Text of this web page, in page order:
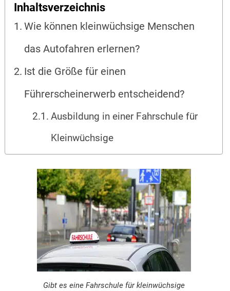
Inhaltsverzeichnis
Wie können kleinwüchsige Menschen
das Autofahren erlernen?
Ist die Größe für einen
Führerscheinerwerb entscheidend?
Ausbildung in einer Fahrschule für
Kleinwüchsige
Gibt es eine Fahrschule für kleinwüchsige